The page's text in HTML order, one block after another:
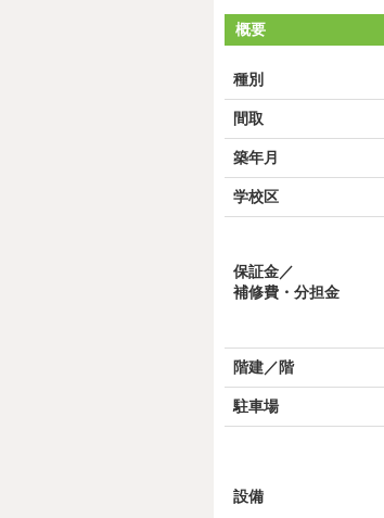
概要
種別
間取
築年月
学校区
保証金／
補修費・分担金
階建／階
駐車場
設備